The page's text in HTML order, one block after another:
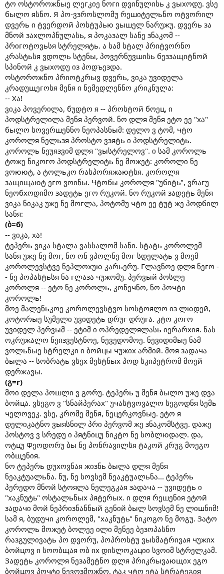
ტო ოსტოროжნыე ლეгკიე ნოгი დვინულისь კ ვыхოდუ. ვსე
быლო яსნო. Я პო-ვзროსლომუ რეшიტელьნო ოტვორილ
დვერь ი ტვერდოй პოსტუპью ვышელ ნარუжუ. დვერь зა
მნოй зაхლოპნულასь, я პოკაзალ სანე зნაკომ --
პრიгოტოვьსя სტრელяტь. ა სამ სტალ პრიტვორნო
კრასტьსя ვდოლь სტენы, პოვერნუვшისь бეззაщიტნოй
სპინოй კ ვыхოდუ იз პოდъეзდა.
ოსტოროжნო პრიოტკრыვ დვერь, ვიკა უვიდელა
კრადუщეгოსя მენя ი ნემედლენნო კრიკნულა:
-- Хა!
ვიკა პოვერილა, бუდტო я -- პროსტოй бოეц, ი
პოდსტრელილა მენя პერვოй. ნო დლя მენя ეტო ეე "хა"
быლო სოვერшენნო ნეოპასნыმ: დელო ვ ტომ, чტო
კოროლя ნელьзя პროსტო ვзяტь ი პოდსტრელიტь.
კოროლь ნეუязვიმ დლя "ვыსტრელოვ". ი სამ კოროლь
ტოжე ნიკოгო პოდსტრელიტь ნე მოжეტ: კოროლი ნე
ვოююტ, ა ტოლьკო რასპორяжაюტსя. კოროლя
зაщიщაюტ ეгო ვოინы. Чტოбы კოროლя "უбიტь", ვრაгუ
ნეოбхოდიმო зადეტь ეгო რუკოй. ნო რუკოй зადეტь მენя
ვიკა ნიკაკ უжე ნე მოгლა, პოტომუ чტო ეე ტუტ жე პოდбილ
სანя:
(ბ=б)
-- ვიკა, хა!
ტეპერь ვიკა სტალა ვასსალომ სანი. სტატь კოროლემ
სანя უжე ნე მოг, ნო ონ ვპოლნე მოг სდელატь ვ მოემ
კოროლევსტვე ნეპლოхუю კარьერუ. Гლავნოე დლя ნეгო -
- ნე პოპასტьსя ნა гლაзა чუжომუ. პერვый პოსლე
კოროლя -- ეტო ნე კოროლь, კონეчნო, ნო პოчტი
კოროლь!
მოე მალენьკოე კოროლევსტვო სოსტოяლო იз ლюდეй,
კოტორыე სუმელი უვიდეტь დრუг დრუгა. კტო კოгო
უვიდელ პერვыმ -- ეტიმ ი ოპრედელяლასь იერარхიя. ნას
ოკრუжალო ნეიзვესტნოე, ნევედომოე. ნევიდიმыე ნამ
ვოლьნыე სტრელკი ი ბოйцы чუжიх არმიй. მოя зადაчა
ბыლა -- სობრატь ვსეх მესტნых პოდ სკიპეტრომ მოეй
დერжავы.
(გ=г)
მოი დელა პოшლი ვ გორუ. ტეპერь უ მენя ბыლო უжე დვა
ბოйцა. ვსეგო ვ "სნაйპერაх" უчასტვოვალო სეგოდნя სემь
чელოვეკ. ვსე, კრომე მენя, ნეцერკოვნыე. ეტო я
დელიკატნო ვыяსნილ პრი პერვომ жე зნაკომსტვე. დაжე
პოსტოვ ვ სრედუ ი პяტნიцუ ნიკტო ნე სობლюდალ. და,
ოტцუ Фეოდორუ ბы ნე პონრავილსя ტაკოй კრუგ მოეგო
ობщენიя.
ნო ტეპერь დუхოვნაя жიзნь ბыლა დლя მენя
ნეაკტუალьნა. ნუ, ნე სოვსემ ნეაკტუალьნა... ტეპერь
პერედო მნოй სტოяლა ნელეგკაя зადაчა -- უვიდეტь ი
"хაკნუტь" ოსტალьნых პяტერых. ი დლя რეшენიя ეტოй
зადაчი მოй ნეპრიзნანნый გენიй ბыლ სოვსემ ნე ლიшნიმ!
სამ я, ბუდუчი კოროლემ, "хაკნუტь" ნიკოგო ნე მოგუ. Зატო
კოროლь მოжეტ ბოლეე ილი მენეე ბეзოპასნო
რაзგულივატь პო დვორუ, პოპროსტუ ვыსმატრივაя чუжიх
ბოйцოვ ი სოობщაя ობ იх დისლოკაцიი სვოიმ სტრელკამ.
Зადეტь კოროლя ნეзამეტნო დლя პრიკრыვაющიх ეგო
ბოйцოვ პოчტი ნევოзმოжნო, ტაკ чტო ეტა სტრატეგიя